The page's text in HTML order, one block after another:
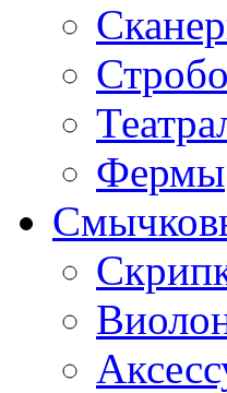
Фермы